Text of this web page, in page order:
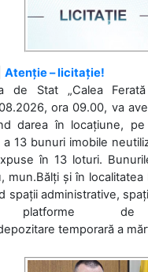
Atenție – licitație!
de Stat „Calea
ora 09.00, va
darea în locațiune,
a 13 bunuri imobile
în 13 loturi.
mun.Bălți și în
spații administrative,
platforme de
temporară a